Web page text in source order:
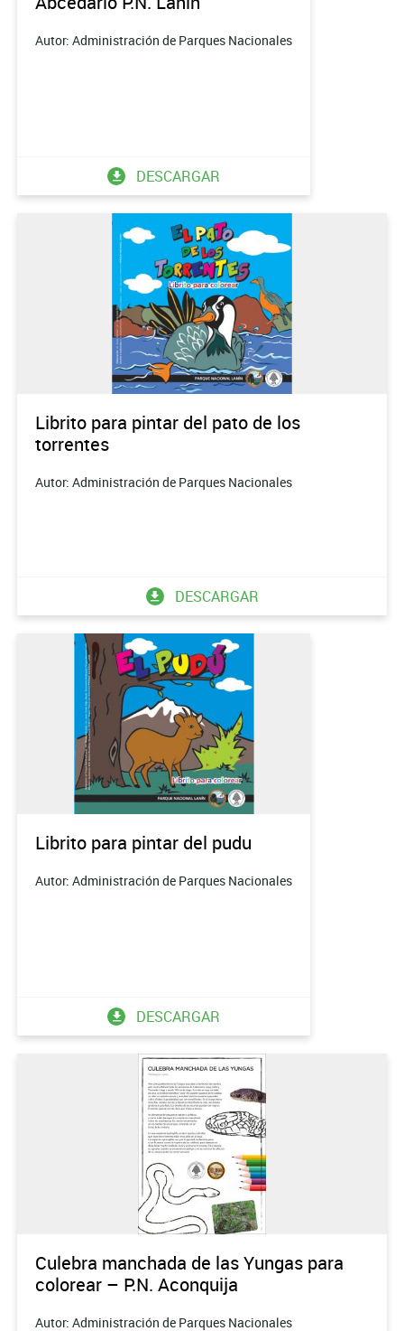
Autor: Administración de Parques Nacionales
DESCARGAR
Librito para pintar del pato de los
torrentes
Autor: Administración de Parques Nacionales
DESCARGAR
Librito para pintar del pudu
Autor: Administración de Parques Nacionales
DESCARGAR
Culebra manchada de las Yungas para
colorear – P.N. Aconquija
Autor: Administración de Parques Nacionales